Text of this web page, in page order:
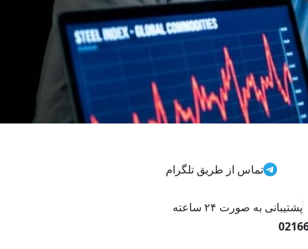
تماس از طریق تلگرام
پشتیبانی به صورت ۲۴ ساعته